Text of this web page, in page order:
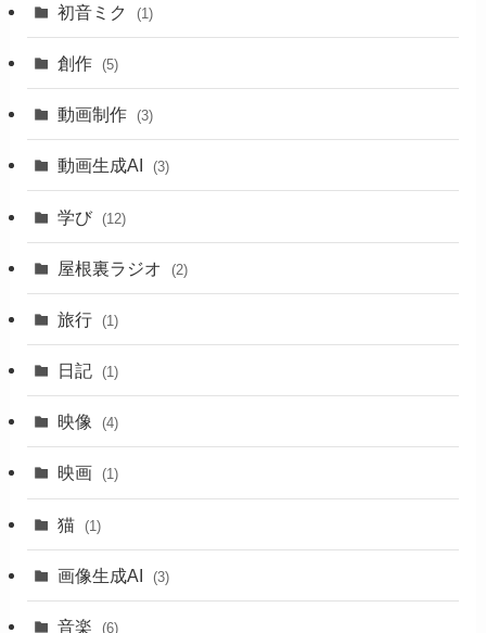
初音ミク (1)
創作 (5)
動画制作 (3)
動画生成AI (3)
学び (12)
屋根裏ラジオ (2)
旅行 (1)
日記 (1)
映像 (4)
映画 (1)
猫 (1)
画像生成AI (3)
音楽 (6)